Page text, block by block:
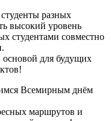
разных
высокий уровень
студентами совместно
основой для будущих
Всемирным днём
маршрутов и